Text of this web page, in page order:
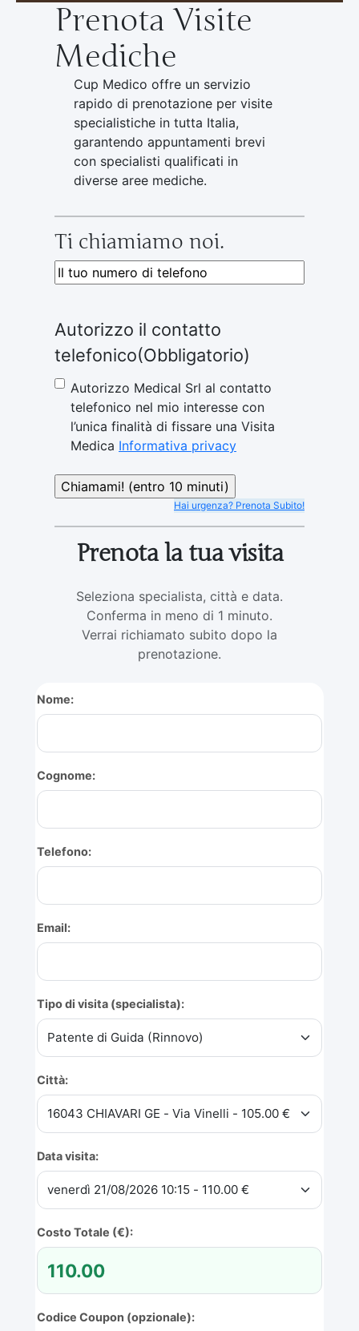
Prenota Visite
Mediche
Cup Medico offre un servizio
rapido di prenotazione per visite
specialistiche in tutta Italia,
garantendo appuntamenti brevi
con specialisti qualificati in
diverse aree mediche.
Ti chiamiamo noi.
Telefono(Obbligatorio)
Autorizzo il contatto
telefonico(Obbligatorio)
Autorizzo Medical Srl al contatto
telefonico nel mio interesse con
l’unica finalità di fissare una Visita
Medica Informativa privacy
Hai urgenza? Prenota Subito!
Prenota la tua visita
Seleziona specialista, città e data.
Conferma in meno di 1 minuto.
Verrai richiamato subito dopo la
prenotazione.
Nome:
Cognome:
Telefono:
Email:
Tipo di visita (specialista):
Città:
Data visita:
Costo Totale (€):
Codice Coupon (opzionale):